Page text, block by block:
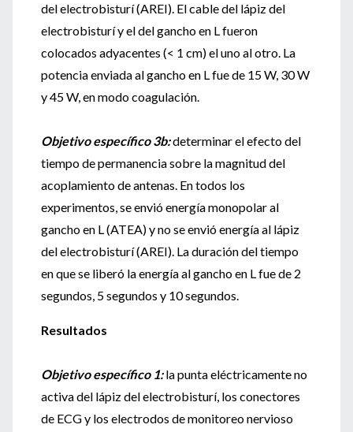
del electrobisturí (AREI). El cable del lápiz del
electrobisturí y el del gancho en L fueron
colocados adyacentes (< 1 cm) el uno al otro. La
potencia enviada al gancho en L fue de 15 W, 30 W
y 45 W, en modo coagulación.
Objetivo específico 3b:determinar el efecto del
tiempo de permanencia sobre la magnitud del
acoplamiento de antenas. En todos los
experimentos, se envió energía monopolar al
gancho en L (ATEA) y no se envió energía al lápiz
del electrobisturí (AREI). La duración del tiempo
en que se liberó la energía al gancho en L fue de 2
segundos, 5 segundos y 10 segundos.
Resultados
Objetivo específico 1:la punta eléctricamente no
activa del lápiz del electrobisturí, los conectores
de ECG y los electrodos de monitoreo nervioso